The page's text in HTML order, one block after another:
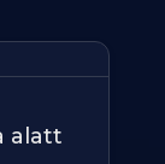
alatt